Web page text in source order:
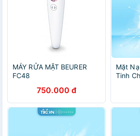
MÁY RỬA MẶT BEURER
FC48
750.000 đ
Mặt
Tinh